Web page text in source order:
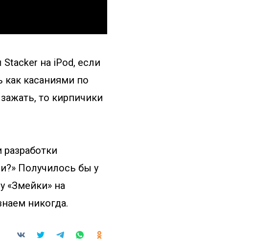
на iPod, если
касаниями по
то кирпичики
Получилось бы у
«Змейки» на
никогда.